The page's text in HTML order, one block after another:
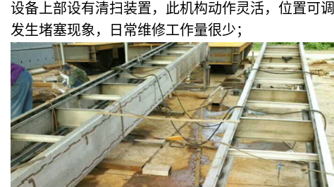
设备上部设有清扫装置，此机构动作灵活，位置可
发生堵塞现象，日常维修工作量很少；